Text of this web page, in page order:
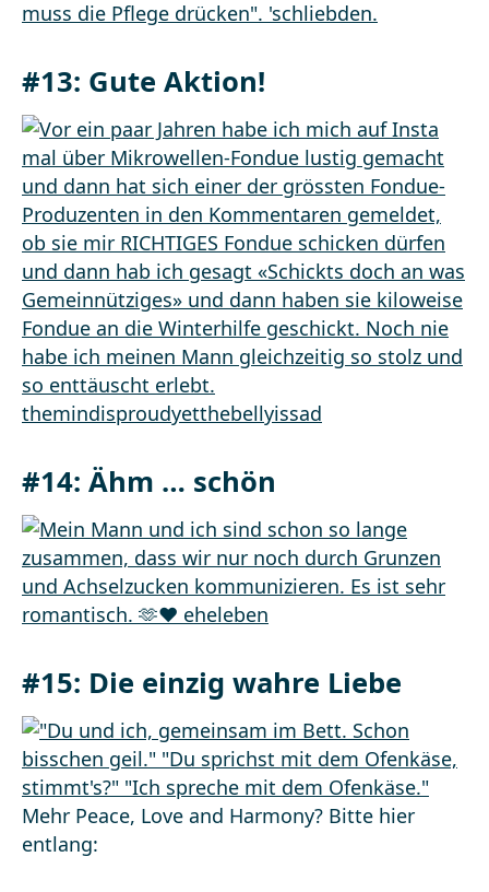
#13: Gute Aktion!
#14: Ähm … schön
#15: Die einzig wahre Liebe
Mehr Peace, Love and Harmony? Bitte hier
entlang: